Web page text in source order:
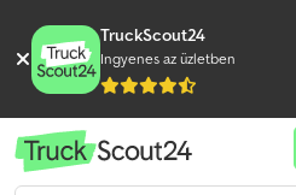
TruckScout24
Ingyenes az üzletben